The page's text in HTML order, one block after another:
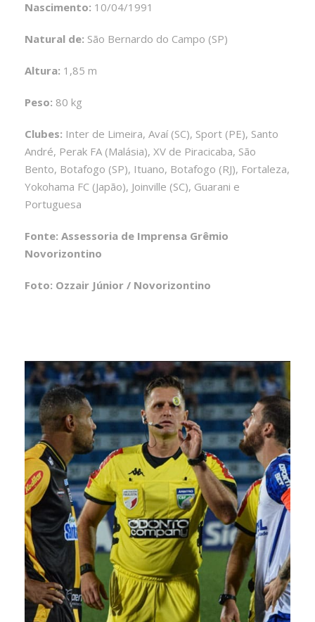
Nascimento: 10/04/1991
Natural de: São Bernardo do Campo (SP)
Altura: 1,85 m
Peso: 80 kg
Clubes: Inter de Limeira, Avaí (SC), Sport (PE), Santo
André, Perak FA (Malásia), XV de Piracicaba, São
Bento, Botafogo (SP), Ituano, Botafogo (RJ), Fortaleza,
Yokohama FC (Japão), Joinville (SC), Guarani e
Portuguesa
Fonte: Assessoria de Imprensa Grêmio
Novorizontino
Foto: Ozzair Júnior / Novorizontino